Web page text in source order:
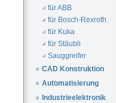
für ABB
für Bosch-Rexroth
für Kuka
für Stäubli
Sauggreifer
CAD Konstruktion
Automatisierung
Industrieelektronik